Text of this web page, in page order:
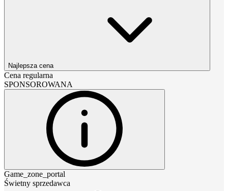
Najlepsza cena
Cena regularna
SPONSOROWANA
Game_zone_portal
Świetny sprzedawca